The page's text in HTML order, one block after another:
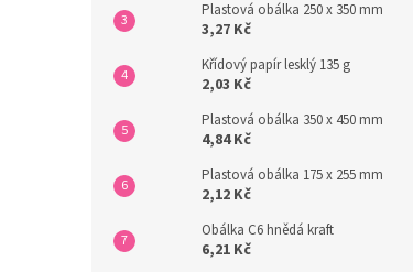
Plastová obálka 250 x 350 mm
3,27 Kč
Křídový papír lesklý 135 g
2,03 Kč
Plastová obálka 350 x 450 mm
4,84 Kč
Plastová obálka 175 x 255 mm
2,12 Kč
Obálka C6 hnědá kraft
6,21 Kč